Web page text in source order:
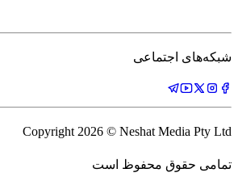
شبکه‌های اجتماعی
Copyright 2026 © Neshat Media Pty Ltd
تمامی حقوق محفوظ است